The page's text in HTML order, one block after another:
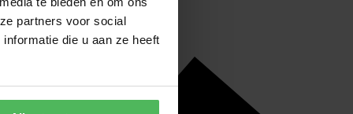
partners voor social
die u aan ze heeft